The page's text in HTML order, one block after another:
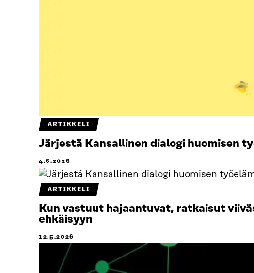
ARTIKKELI
Järjestä Kansallinen dialogi huomisen
4.6.2026
ARTIKKELI
Kun vastuut hajaantuvat, ratkaisut
ehkäisyyn
12.5.2026